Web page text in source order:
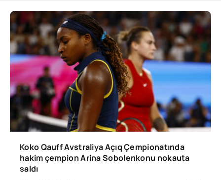
Koko Qauff Avstraliya Açıq Çempionatında
hakim çempion Arina Sobolenkonu nokauta
saldı